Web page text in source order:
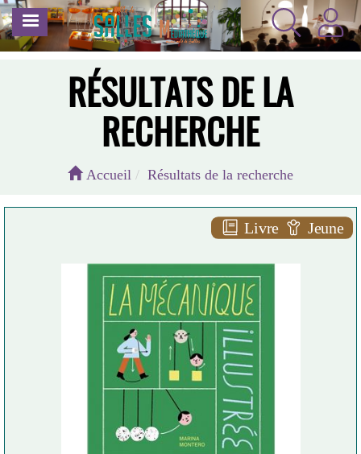
Aller
au
contenu
MENU
RÉSULTATS DE LA
RECHERCHE
Accueil Résultats de la recherche
Livre Jeune
La mécanique illustrée
Marina MONTERO
Rue du monde ( [Voisins-le-
Bretonneux] - 2025 )
Plus d'infos